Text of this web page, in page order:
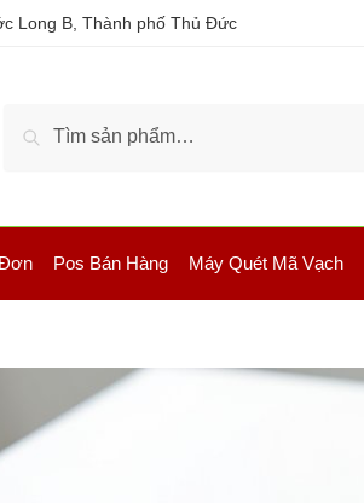
Long B, Thành phố Thủ Đức
Pos Bán Hàng Máy Quét Mã Vạch